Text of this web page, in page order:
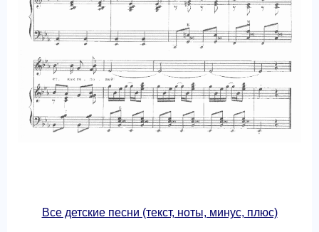
Все детские песни (текст, ноты, минус, плюс)